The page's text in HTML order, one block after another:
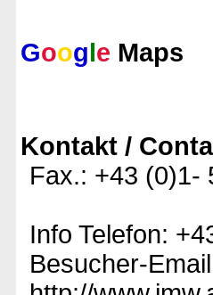
Google Maps
Kontakt /
Fax.: +43 (0)1-
Info Telefon:
Besucher-